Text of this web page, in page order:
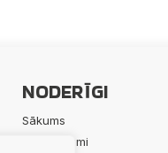
NODERĪGI
Sākums
Pakalpojumi